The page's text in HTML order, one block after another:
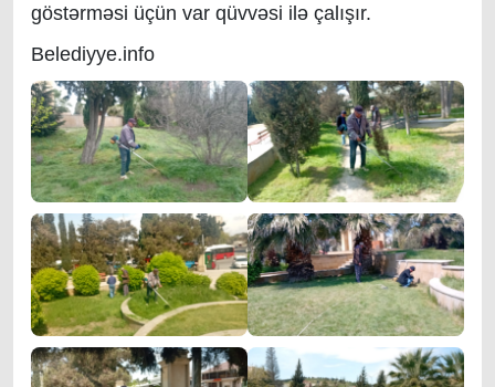
göstərməsi üçün var qüvvəsi ilə çalışır.
Belediyye.info